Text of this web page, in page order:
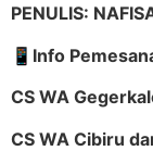
PENULIS:
📱 Info
CS WA
CS WA Cibiru